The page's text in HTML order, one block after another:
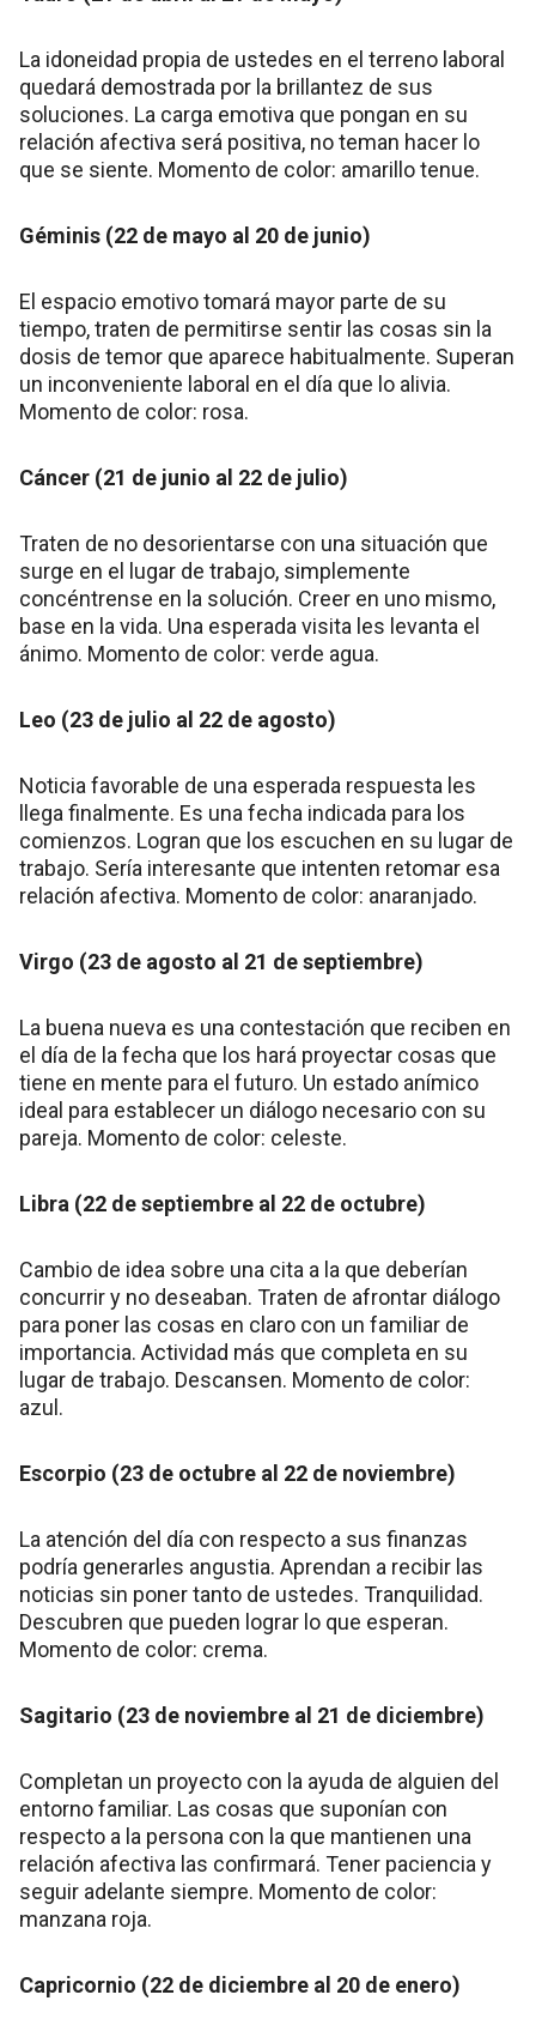
La idoneidad propia de ustedes en el terreno laboral
quedará demostrada por la brillantez de sus
soluciones. La carga emotiva que pongan en su
relación afectiva será positiva, no teman hacer lo
que se siente. Momento de color: amarillo tenue.
Géminis (22 de mayo al 20 de junio)
El espacio emotivo tomará mayor parte de su
tiempo, traten de permitirse sentir las cosas sin la
dosis de temor que aparece habitualmente. Superan
un inconveniente laboral en el día que lo alivia.
Momento de color: rosa.
Cáncer (21 de junio al 22 de julio)
Traten de no desorientarse con una situación que
surge en el lugar de trabajo, simplemente
concéntrense en la solución. Creer en uno mismo,
base en la vida. Una esperada visita les levanta el
ánimo. Momento de color: verde agua.
Leo (23 de julio al 22 de agosto)
Noticia favorable de una esperada respuesta les
llega finalmente. Es una fecha indicada para los
comienzos. Logran que los escuchen en su lugar de
trabajo. Sería interesante que intenten retomar esa
relación afectiva. Momento de color: anaranjado.
Virgo (23 de agosto al 21 de septiembre)
La buena nueva es una contestación que reciben en
el día de la fecha que los hará proyectar cosas que
tiene en mente para el futuro. Un estado anímico
ideal para establecer un diálogo necesario con su
pareja. Momento de color: celeste.
Libra (22 de septiembre al 22 de octubre)
Cambio de idea sobre una cita a la que deberían
concurrir y no deseaban. Traten de afrontar diálogo
para poner las cosas en claro con un familiar de
importancia. Actividad más que completa en su
lugar de trabajo. Descansen. Momento de color:
azul.
Escorpio (23 de octubre al 22 de noviembre)
La atención del día con respecto a sus finanzas
podría generarles angustia. Aprendan a recibir las
noticias sin poner tanto de ustedes. Tranquilidad.
Descubren que pueden lograr lo que esperan.
Momento de color: crema.
Sagitario (23 de noviembre al 21 de diciembre)
Completan un proyecto con la ayuda de alguien del
entorno familiar. Las cosas que suponían con
respecto a la persona con la que mantienen una
relación afectiva las confirmará. Tener paciencia y
seguir adelante siempre. Momento de color:
manzana roja.
Capricornio (22 de diciembre al 20 de enero)